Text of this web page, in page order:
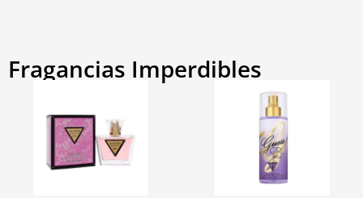
Fragancias Imperdibles